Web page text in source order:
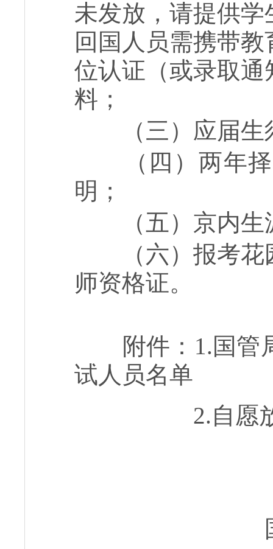
未发放，请提供
回国人员需携带
位认证（或录取
料；
（三）应届生
（四）两年择
明；
（五）京内生
（六）报考花
师资格证。
附件：1.国管局
试人员名单
2.自愿